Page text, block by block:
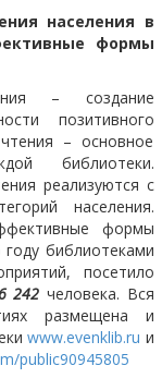
населения в
формы
– создание
позитивного
– основное
библиотеки.
реализуются с
населения.
формы
библиотеками
посетило
6 242 человека. Вся
размещена и
www.evenklib.ru и
public90945805